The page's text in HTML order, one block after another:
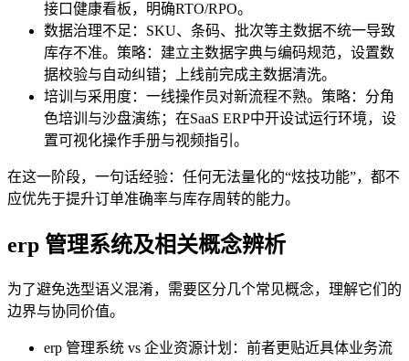
接口健康看板，明确RTO/RPO。
数据治理不足：SKU、条码、批次等主数据不统一导致
库存不准。策略：建立主数据字典与编码规范，设置数
据校验与自动纠错；上线前完成主数据清洗。
培训与采用度：一线操作员对新流程不熟。策略：分角
色培训与沙盘演练；在SaaS ERP中开设试运行环境，设
置可视化操作手册与视频指引。
在这一阶段，一句话经验：任何无法量化的“炫技功能”，都不
应优先于提升订单准确率与库存周转的能力。
erp 管理系统及相关概念辨析
为了避免选型语义混淆，需要区分几个常见概念，理解它们的
边界与协同价值。
erp 管理系统 vs 企业资源计划：前者更贴近具体业务流